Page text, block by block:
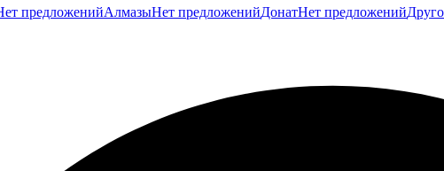
позиции от других игроков и без труда подберёте ровно то,
предложенийАлмазыНет предложенийДонатНет предложений